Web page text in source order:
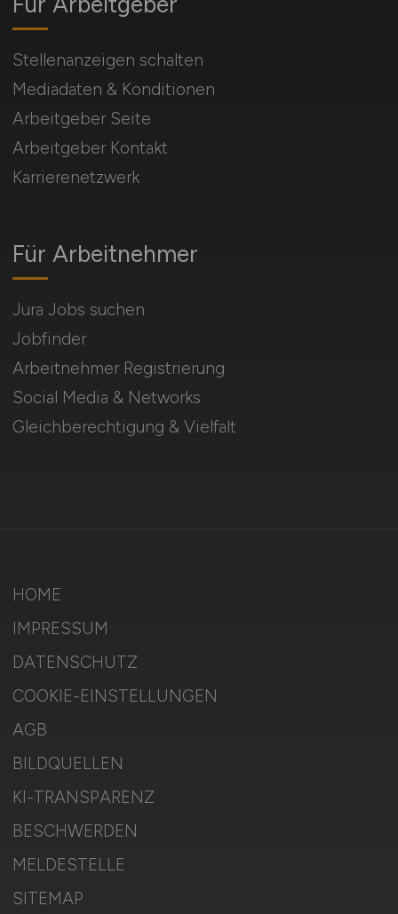
Für Arbeitnehmer
Jura Jobs suchen
Jobfinder
Arbeitnehmer Registrierung
Social Media & Networks
Gleichberechtigung & Vielfalt
Stellenanzeigen schalten
Mediadaten & Konditionen
Arbeitgeber Seite
Arbeitgeber Kontakt
Karrierenetzwerk
HOME
IMPRESSUM
DATENSCHUTZ
COOKIE-EINSTELLUNGEN
AGB
BILDQUELLEN
KI-TRANSPARENZ
BESCHWERDEN
MELDESTELLE
SITEMAP